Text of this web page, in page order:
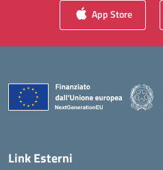
App Store
Link Esterni